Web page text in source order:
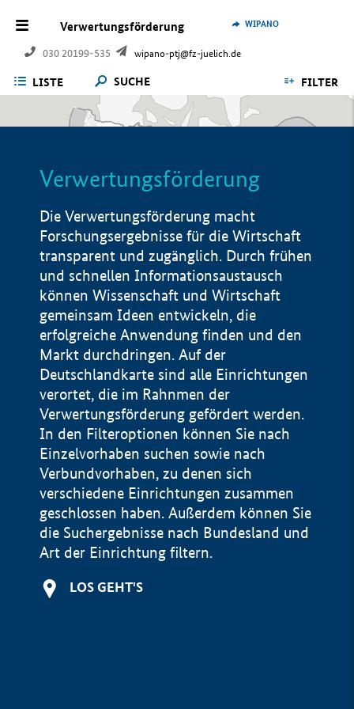
Verwertungsförderung
030 20199-535 wipano-ptj@fz-juelich.de
WIPANO
LISTE SUCHE FILTER
Verwertungsförderung
Die Verwertungsförderung macht
Forschungsergebnisse für die Wirtschaft
transparent und zugänglich. Durch frühen
und schnellen Informationsaustausch
können Wissenschaft und Wirtschaft
gemeinsam Ideen entwickeln, die
erfolgreiche Anwendung finden und den
Markt durchdringen. Auf der
Deutschlandkarte sind alle Einrichtungen
verortet, die im Rahnmen der
Verwertungsförderung gefördert werden.
In den Filteroptionen können Sie nach
Einzelvorhaben suchen sowie nach
Verbundvorhaben, zu denen sich
verschiedene Einrichtungen zusammen
geschlossen haben. Außerdem können Sie
die Suchergebnisse nach Bundesland und
Art der Einrichtung filtern.
LOS GEHT'S